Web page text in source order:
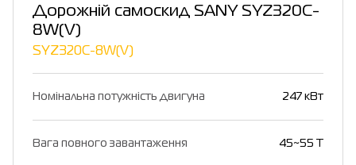
Дорожній самоскид SANY SYZ320C-
8W(V)
SYZ320C-8W(V)
Номінальна потужність двигуна 247 кВт
Вага повного завантаження 45~55 T